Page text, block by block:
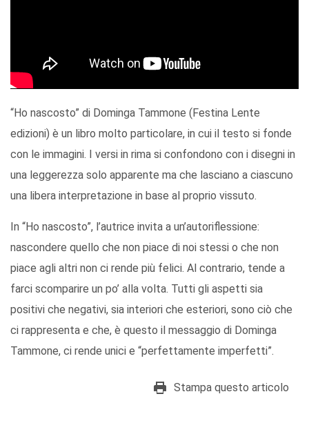
“Ho nascosto” di Dominga Tammone (Festina Lente
edizioni) è un libro molto particolare, in cui il testo si fonde
con le immagini. I versi in rima si confondono con i disegni in
una leggerezza solo apparente ma che lasciano a ciascuno
una libera interpretazione in base al proprio vissuto.
In “Ho nascosto”, l’autrice invita a un’autoriflessione:
nascondere quello che non piace di noi stessi o che non
piace agli altri non ci rende più felici. Al contrario, tende a
farci scomparire un po’ alla volta. Tutti gli aspetti sia
positivi che negativi, sia interiori che esteriori, sono ciò che
ci rappresenta e che, è questo il messaggio di Dominga
Tammone, ci rende unici e “perfettamente imperfetti”.
Stampa questo articolo